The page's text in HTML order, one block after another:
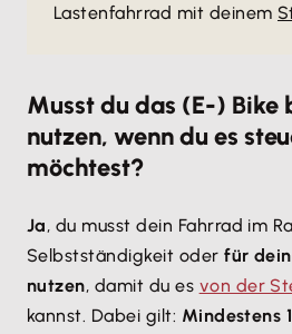
Lastenfahrrad mit deinem
Musst du das (E-)
nutzen, wenn du es
möchtest?
Ja, du musst dein Fahrrad im
Selbstständigkeit oderfür
nutzen, damit du es von der
kannst. Dabei gilt: Mindestens